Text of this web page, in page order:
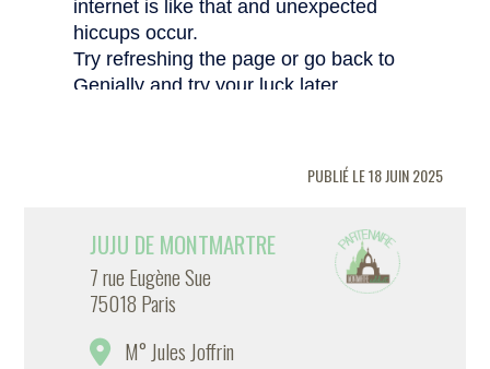
PUBLIÉ LE 18 JUIN 2025
JUJU DE MONTMARTRE
7 rue Eugène Sue
75018 Paris
M° Jules Joffrin